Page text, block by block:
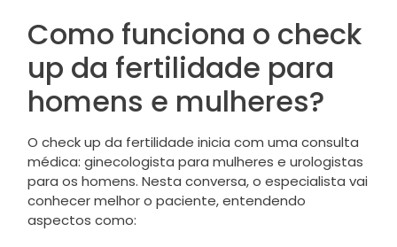
Como funciona o check
up da fertilidade para
homens e mulheres?
O check up da fertilidade inicia com uma consulta
médica: ginecologista para mulheres e urologistas
para os homens. Nesta conversa, o especialista vai
conhecer melhor o paciente, entendendo
aspectos como: